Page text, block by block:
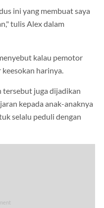
ini yang membuat saya
tulis Alex dalam
kalau pemotor
harinya.
tersebut juga dijadikan
kepada anak-anaknya
selalu peduli dengan